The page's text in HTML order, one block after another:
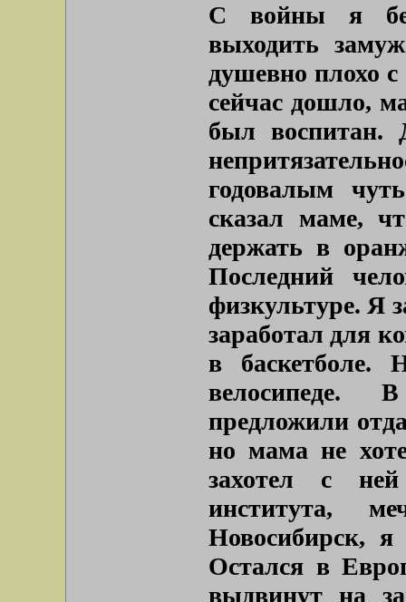
С войны я
выходить
душевно плохо
сейчас дошло,
был воспитан.
годовалым
сказал маме,
держать в
Последний
физкультуре. Я
заработал для
в
велосипеде.
предложили
но мама не
захотел с
института,
Новосибирск, я
Остался в
выдвинут на